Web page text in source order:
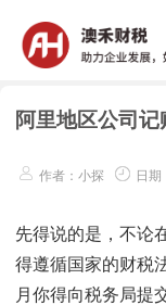
阿里地区公司
作者：小探 日
先得说的是，不论
得遵循国家的财税
月你得向税务局提